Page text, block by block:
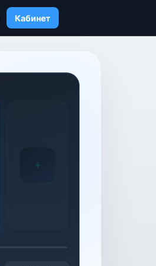
Кабинет
+